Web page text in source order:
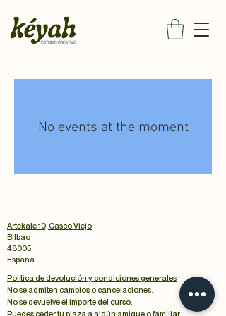
No events at the moment
Artekale 10, Casco Viejo
Bilbao
48005
España
Política de devolución y condiciones generales
No se admiten cambios o cancelaciones.
No se devuelve el importe del curso.
Puedes ceder tu plaza a algún amigue o familiar.